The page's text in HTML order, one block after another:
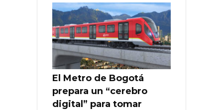
El Metro de Bogotá
prepara un “cerebro
digital” para tomar